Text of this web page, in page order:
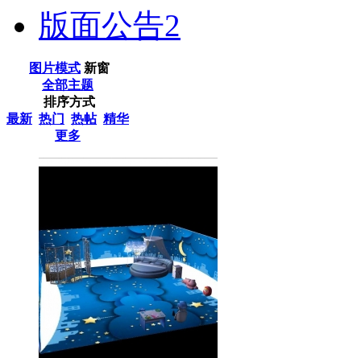
版面公告2
图片模式 新窗
全部主题
排序方式
最新 热门 热帖 精华
更多